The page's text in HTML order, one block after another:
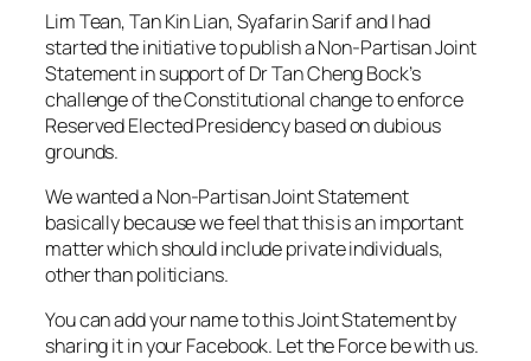
Lim Tean, Tan Kin Lian, Syafarin Sarif and I had
started the initiative to publish a Non-Partisan Joint
Statement in support of Dr Tan Cheng Bock’s
challenge of the Constitutional change to enforce
Reserved Elected Presidency based on dubious
grounds.
We wanted a Non-Partisan Joint Statement
basically because we feel that this is an important
matter which should include private individuals,
other than politicians.
You can add your name to this Joint Statement by
sharing it in your Facebook. Let the Force be with us.